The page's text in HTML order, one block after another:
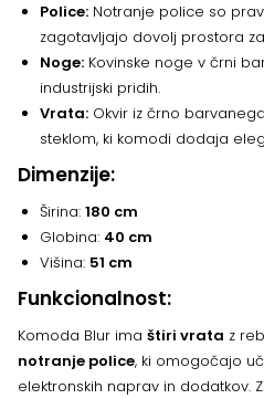
Police: Notranje police so
zagotavljajo dovolj prostora
Noge: Kovinske noge v črni
industrijski pridih.
Vrata: Okvir iz črno
steklom, ki komodi dodaja
Dimenzije:
Širina: 180 cm
Globina: 40 cm
Višina: 51 cm
Funkcionalnost:
Komoda Blur ima štiri vrata z
notranje police, ki omogočajo
elektronskih naprav in dodatkov.